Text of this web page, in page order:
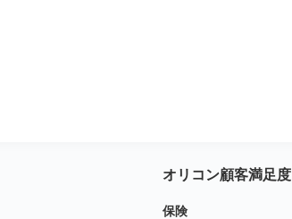
オリコン顧客満足
保険